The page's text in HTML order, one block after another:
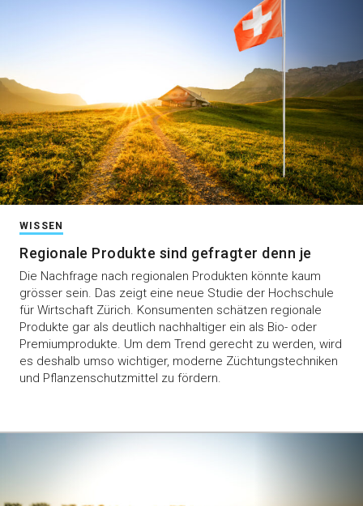
WISSEN
Regionale Produkte sind gefragter denn je
Die Nachfrage nach regionalen Produkten könnte kaum
grösser sein. Das zeigt eine neue Studie der Hochschule
für Wirtschaft Zürich. Konsumenten schätzen regionale
Produkte gar als deutlich nachhaltiger ein als Bio- oder
Premiumprodukte. Um dem Trend gerecht zu werden, wird
es deshalb umso wichtiger, moderne Züchtungstechniken
und Pflanzenschutzmittel zu fördern.